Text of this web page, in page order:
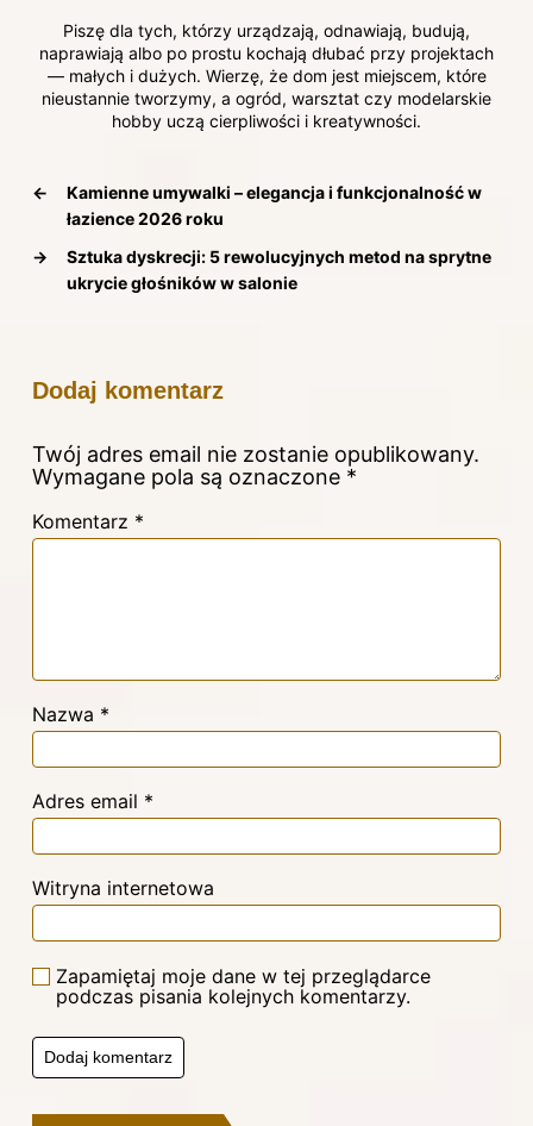
Piszę dla tych, którzy urządzają, odnawiają, budują,
naprawiają albo po prostu kochają dłubać przy projektach
— małych i dużych. Wierzę, że dom jest miejscem, które
nieustannie tworzymy, a ogród, warsztat czy modelarskie
hobby uczą cierpliwości i kreatywności.
←
Kamienne umywalki – elegancja i funkcjonalność w
łazience 2026 roku
→
Sztuka dyskrecji: 5 rewolucyjnych metod na sprytne
ukrycie głośników w salonie
Dodaj komentarz
Twój adres email nie zostanie opublikowany.
Wymagane pola są oznaczone *
Komentarz *
Nazwa *
Adres email *
Witryna internetowa
Zapamiętaj moje dane w tej przeglądarce
podczas pisania kolejnych komentarzy.